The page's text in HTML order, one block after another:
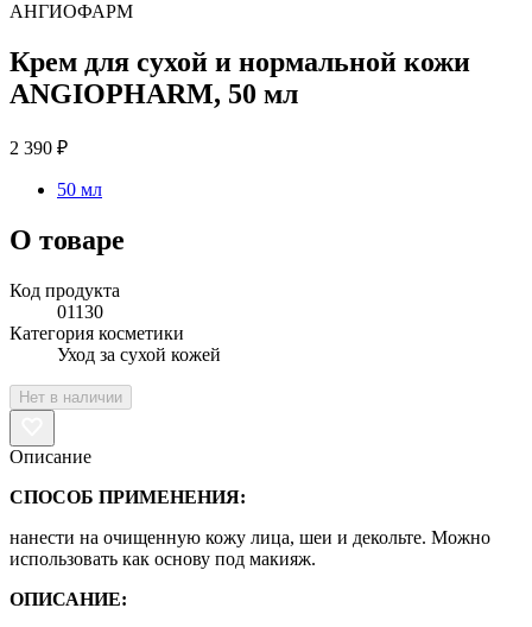
АНГИОФАРМ
Крем для сухой и нормальной кожи
ANGIOPHARM, 50 мл
2 390 ₽
50 мл
О товаре
Код продукта
01130
Категория косметики
Уход за сухой кожей
Нет в наличии
Описание
СПОСОБ ПРИМЕНЕНИЯ:
нанести на очищенную кожу лица, шеи и декольте. Можно
использовать как основу под макияж.
ОПИСАНИЕ: